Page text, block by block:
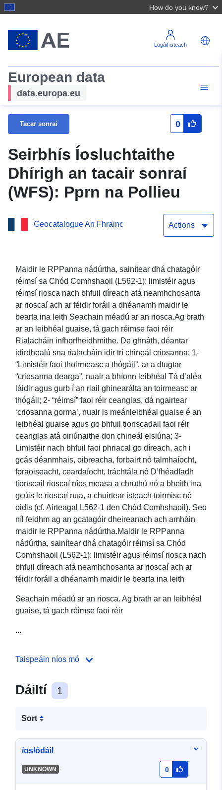
How do you know?
Logáil isteach
European data
data.europa.eu
Tacar sonraí 0
Seirbhís Íosluchtaithe
Dhírigh an tacair sonraí
(WFS): Pprn na Pollieu
Geocatalogue An Fhrainc Actions
Maidir le RPPanna nádúrtha, sainítear dhá chatagóir
réimsí sa Chód Comhshaoil (L562-1): limistéir agus
réimsí riosca nach bhfuil díreach atá neamhchosanta
ar rioscaí ach ar féidir foráil a dhéanamh maidir le
bearta ina leith Seachain méadú ar an riosca.Ag brath
ar an leibhéal guaise, tá gach réimse faoi réir
Rialacháin infhorfheidhmithe. De ghnáth, déantar
idirdhealú sna rialacháin idir trí chineál criosanna: 1-
“Limistéir faoi thoirmeasc a thógáil”, ar a dtugtar
“criosanna dearga”, nuair a bhíonn leibhéal Tá d’aléa
láidir agus gurb í an riail ghinearálta an toirmeasc ar
thógáil; 2- “réimsí” faoi réir ceanglas, dá ngairtear
‘criosanna gorma’, nuair is meánleibhéal guaise é an
leibhéal guaise agus go bhfuil tionscadail faoi réir
ceanglas atá oiriúnaithe don chineál eisiúna; 3-
Limistéir nach bhfuil faoi phriacal go díreach, ach i
gcás déanmhais, oibreacha, forbairt nó talmhaíocht,
foraoiseacht, ceardaíocht, tráchtála nó D’fhéadfadh
tionscail rioscaí níos measa a chruthú nó a bheith ina
gcúis le rioscaí nua, a chuirtear isteach toirmisc nó
oidis (cf. Airteagal L562-1 den Chód Comhshaoil). Seo
níl feidhm ag an gcatagóir dheireanach ach amháin
maidir le RPPanna nádúrtha.Maidir le RPPanna
nádúrtha, sainítear dhá chatagóir réimsí sa Chód
Comhshaoil (L562-1): limistéir agus réimsí riosca nach
bhfuil díreach atá neamhchosanta ar rioscaí ach ar
féidir foráil a dhéanamh maidir le bearta ina leith
Seachain méadú ar an riosca. Ag brath ar an leibhéal
guaise, tá gach réimse faoi réir
...
Taispeáin níos mó
Dáiltí 1
Sort
íoslódáil
UNKNOWN - 0